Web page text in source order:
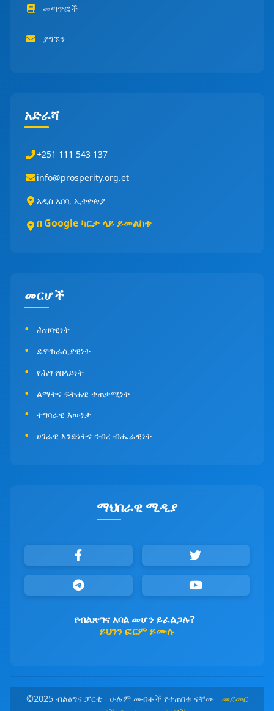
መጣጥፎች
ያግኙን
አድራሻ
+251 111 543 137
info@prosperity.org.et
አዲስ አበባ, ኢትዮጵያ
በ Google ካርታ ላይ ይመልከቱ
መርሆች
ሕዝባዊነት
ዴሞክራሲያዊነት
የሕግ የበላይነት
ልማትና ፍትሐዊ ተጠቃሚነት
ተግባራዊ እውነታ
ሀገራዊ አንድነትና ኅብረ ብሔራዊነት
ማህበራዊ ሚዲያ
የብልጽግና አባል መሆን ይፈልጋሉ?
ይህንን ፎርም ይሙሉ
©2025 ብልፅግና ፓርቲ ሁሉም መብቶች የተጠበቁ ናቸው መደመር